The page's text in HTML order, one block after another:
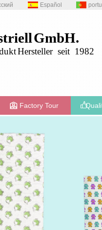
Español
GmbH.
Hersteller seit 1982
Factory Tour